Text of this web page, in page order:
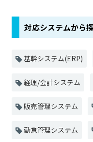
対応システムから
基幹システム(ERP)
経理/会計システム
販売管理システム
勤怠管理システム